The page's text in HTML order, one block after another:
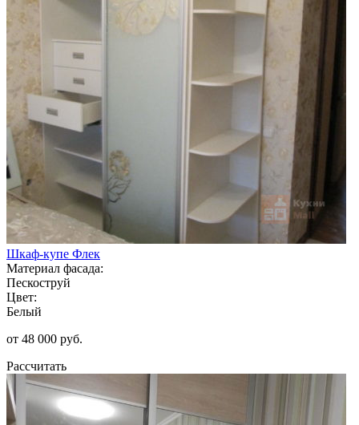
Шкаф-купе Флек
Материал фасада:
Пескоструй
Цвет:
Белый
от 48 000 руб.
Рассчитать